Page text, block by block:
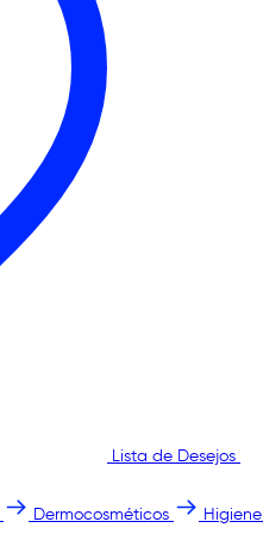
Lista de Desejos
Dermocosméticos Higiene